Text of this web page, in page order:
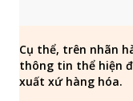
Cụ thể, trên nhãn
thông tin thể hiện
xuất xứ hàng hóa.